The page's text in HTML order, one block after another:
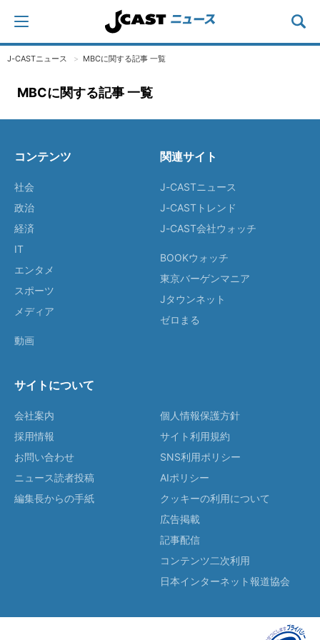
J-CASTニュース MBCに関する記事 一覧
MBCに関する記事 一覧
コンテンツ
社会
政治
経済
IT
エンタメ
スポーツ
メディア
動画
関連サイト
J-CASTニュース
J-CASTトレンド
J-CAST会社ウォッチ
BOOKウォッチ
東京バーゲンマニア
Jタウンネット
ゼロまる
サイトについて
会社案内
採用情報
お問い合わせ
ニュース読者投稿
編集長からの手紙
個人情報保護方針
サイト利用規約
SNS利用ポリシー
AIポリシー
クッキーの利用について
広告掲載
記事配信
コンテンツ二次利用
日本インターネット報道協会